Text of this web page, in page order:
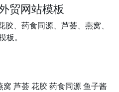
贸网站模板
、药食同源、芦荟、燕窝、
。
窝 芦荟花胶药食同源鱼子酱